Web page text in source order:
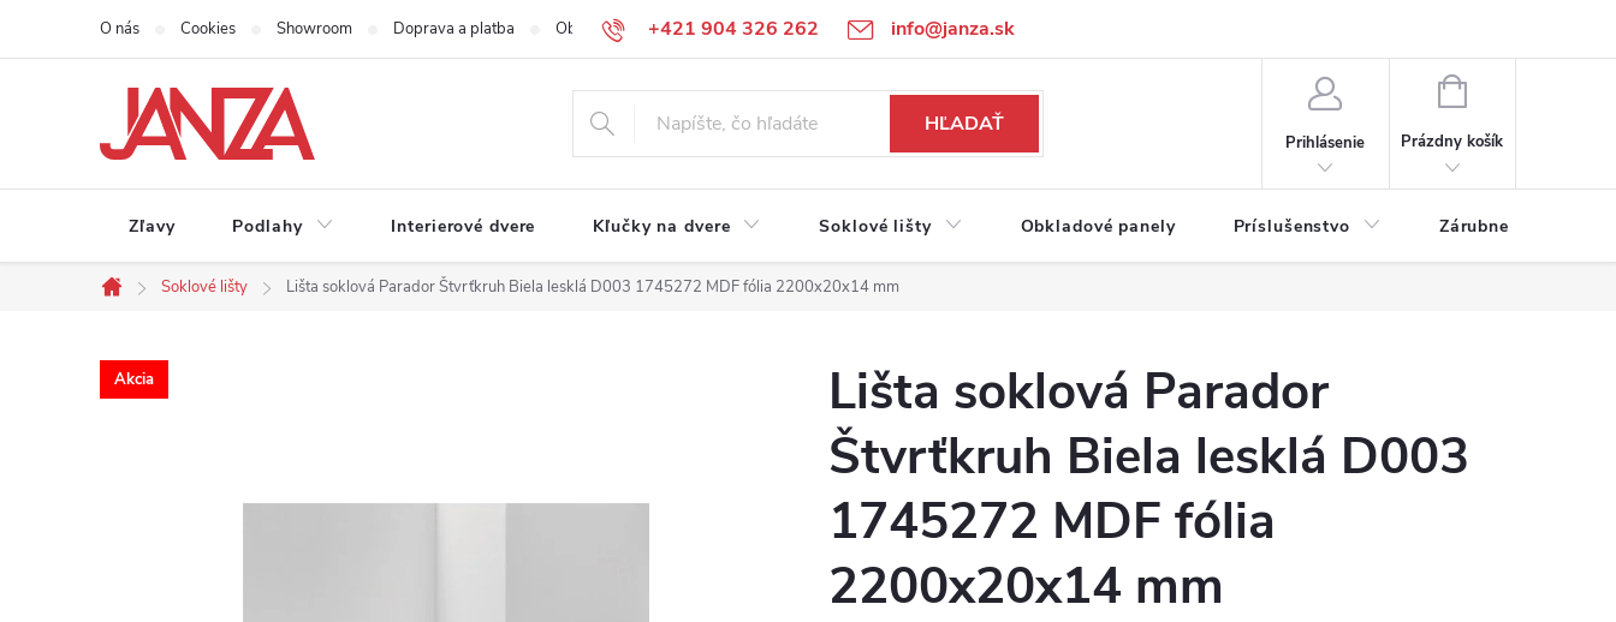
Prejsť na obsah +421 904 326 262 info@janza.sk
O nás Cookies Showroom Doprava a platba Obchodné podmienky Reklamačné podmienky Podmienky ochrany osobných údajov
HĽADAŤ
Prihlásenie
NÁKUPNÝ KOŠÍK
Prázdny košík
Zľavy Podlahy Interierové dvere Kľučky na dvere Soklové lišty Obkladové panely Príslušenstvo Zárubne
Domov
Soklové lišty Lišta soklová Parador Štvrťkruh Biela lesklá D003 1745272 MDF fólia 2200x20x14 mm
Akcia
Lišta soklová Parador
Štvrťkruh Biela lesklá D003
1745272 MDF fólia
2200x20x14 mm